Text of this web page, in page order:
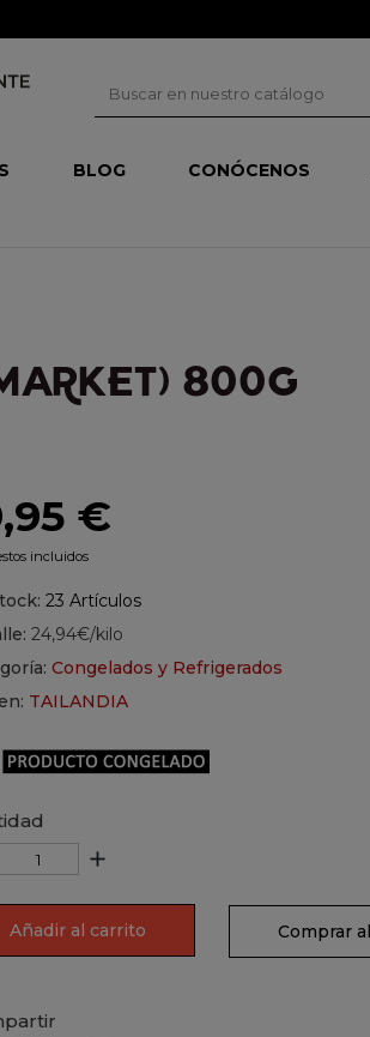
BLOG CONÓCENOS
800G
€
incluidos
23 Artículos
24,94€/kilo
Congelados y Refrigerados
TAILANDIA
add
Añadir al carrito Comprar